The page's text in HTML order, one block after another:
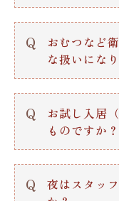
・居室家
・水道光
理費は
代は7,700
※例えば居
月額
また、食
あとはお
は実費（一
A.
からのメ
いします。
2. 【見学】
い。ご質
3. 【体験
であれば体
学の際に
4. 【入居
にご記入の
Q
おむつなど
な扱いにな
A.
入居者様
（https://
ss.co.jp/
ただき、
※一日あた
Q
お試し入居
ものですか？
A.
いただき
ためのも
Q
夜はスタッ